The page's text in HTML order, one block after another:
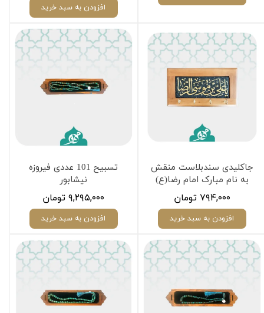
افزودن به سبد خرید
جاکلیدی سندبلاست منقش
به نام مبارک امام رضا(ع)
۷۹۴,۰۰۰ تومان
افزودن به سبد خرید
تسبیح 101 عددی فیروزه
نیشابور
۹,۲۹۵,۰۰۰ تومان
افزودن به سبد خرید